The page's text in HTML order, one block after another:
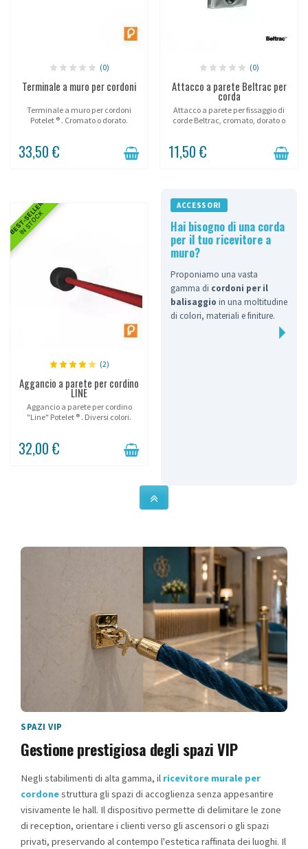
(0)
Terminale a muro per cordoni
Terminale a muro per cordoni
Potelet ® . Cromato o dorato.
33,50 €
(0)
Attacco a parete Beltrac per
corda
Attacco a parete per fissaggio di
corde Beltrac, cromato, dorato o
11,50 €
BEST-SELLER
IN STOCK
(2)
Aggancio a parete per cordino
LINE
Aggancio a parete per cordino
"Line" Potelet ® . Diversi colori.
32,00 €
ACCESSORI
Hai bisogno di una corda
per il tuo ricevitore a
muro?
Proponiamo una vasta
gamma di cordoni per il
balisaggio in una moltitudine
di colori, materiali e finiture.
SPAZI VIP
Gestione prestigiosa degli spazi VIP
Negli stabilimenti di alta gamma, il ricevitore murale per
cordonestruttura gli spazi di accoglienza senza appesantire
visivamente le hall. Il dispositivo permette di delimitare le zone
di reception, orientare i clienti verso gli ascensori o gli spazi
privati, preservando al contempo l'estetica raffinata dei luoghi. Il